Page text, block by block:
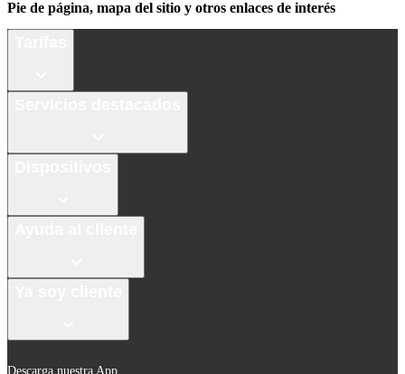
Pie de página, mapa del sitio y otros enlaces de interés
Descarga nuestra App